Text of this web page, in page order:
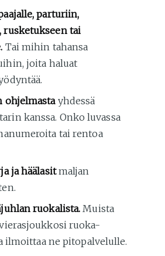
parturiin,
tai
Tai mihin tahansa
joita haluat
ohjelmastayhdessä
kanssa. Onko luvassa
tai rentoa
ja häälasitmaljan
ruokalista.Muista
ruoka-
ilmoittaa ne pitopalvelulle.